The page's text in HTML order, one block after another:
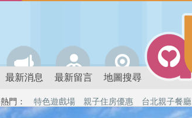
最新消息 最新留言 地圖搜尋
熱門： 特色遊戲場 親子住房優惠 台北親子餐廳